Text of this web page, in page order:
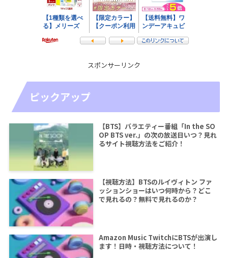
スポンサーリンク
ピックアップ
【BTS】バラエティー番組「In the SO
OP BTS ver.」の次の放送日いつ？見れ
るサイト視聴方法をご紹介！
【視聴方法】BTSのルイヴィトン ファ
ッションショーはいつ何時から？どこ
で見れるの？無料で見れるのか？
Amazon Music TwitchにBTSが出演し
ます！日時・視聴方法について！